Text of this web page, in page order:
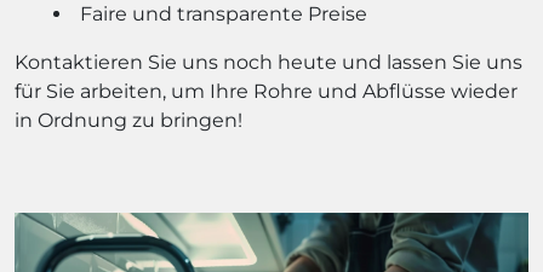
Faire und transparente Preise
Kontaktieren Sie uns noch heute und lassen Sie uns
für Sie arbeiten, um Ihre Rohre und Abflüsse wieder
in Ordnung zu bringen!